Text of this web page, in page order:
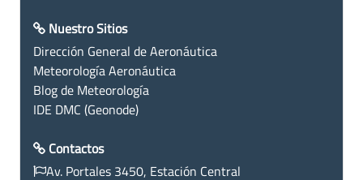
Nuestro Sitios
Dirección General de Aeronáutica
Meteorología Aeronáutica
Blog de Meteorología
IDE DMC (Geonode)
Contactos
Av. Portales 3450, Estación Central